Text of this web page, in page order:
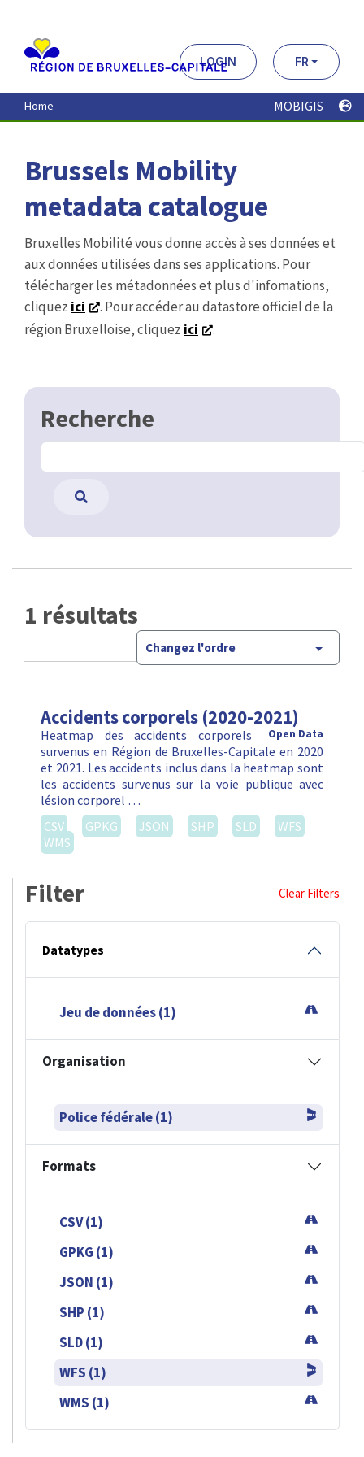
contenu
principal
LOGIN FR
Home MOBIGIS
Brussels Mobility
metadata catalogue
Bruxelles Mobilité vous donne accès à ses données et
aux données utilisées dans ses applications. Pour
télécharger les métadonnées et plus d'infomations,
cliquez ici
. Pour accéder au datastore officiel de la
région Bruxelloise, cliquez ici .
Recherche
1 résultats
Changez l'ordre
Accidents corporels (2020-2021)
Open Data
Heatmap des accidents corporels
survenus en Région de Bruxelles-Capitale en 2020
et 2021. Les accidents inclus dans la heatmap sont
les accidents survenus sur la voie publique avec
lésion corporel …
CSV
GPKG JSON SHP SLD
WFS
WMS
Filter Clear Filters
Datatypes
Jeu de données (1)
Organisation
Police fédérale (1)
Formats
CSV (1)
GPKG (1)
JSON (1)
SHP (1)
SLD (1)
WFS (1)
WMS (1)